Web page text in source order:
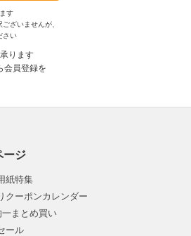
す
ざいませんが、
さい
ります
会員登録を
ージ
紙特集
クーポンカレンダー
一まとめ買い
ール